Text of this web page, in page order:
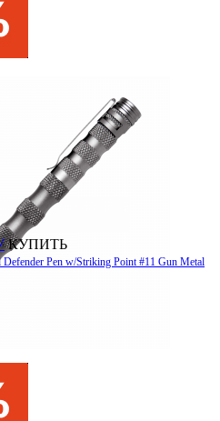
КУПИТЬ
Defender Pen w/Striking Point #11 Gun Metal